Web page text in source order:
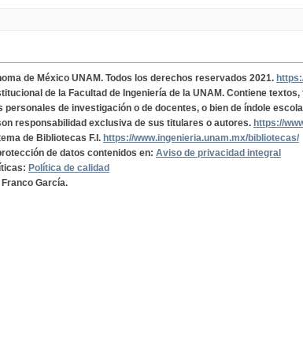
de México UNAM. Todos los derechos reservados 2021.
de la Facultad de Ingeniería de la UNAM. Contiene
de investigación o de docentes, o bien de índole
responsabilidad exclusiva de sus titulares o autores. https://
de Bibliotecas F.I. https://www.ingenieria.unam.mx/bibliotecas/
de datos contenidos en: Aviso de privacidad integral
Política de calidad
García.